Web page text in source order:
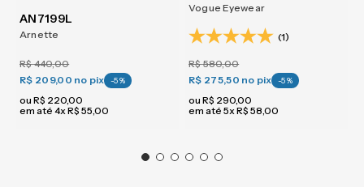
AN7199L
Arnette
R$440,00
R$ 209,00 no pix -5%
ou R$ 220,00
em até 4xR$ 55,00
Vogue Eyewear
(1)
R$580,00
R$ 275,50 no pix -5%
ou R$ 290,00
em até 5xR$ 58,00